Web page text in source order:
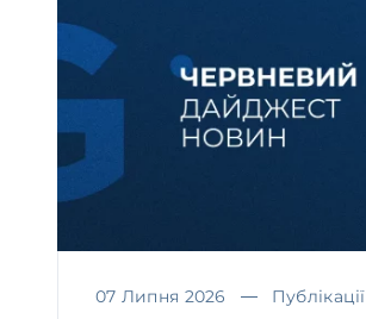
07 Липня 2026 Публікації